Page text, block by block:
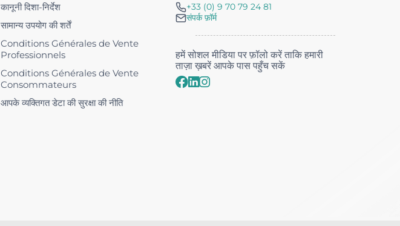
कानूनी दिशा-निर्देश
सामान्य उपयोग की शर्तें
Conditions Générales de Vente
Professionnels
Conditions Générales de Vente
Consommateurs
आपके व्यक्तिगत डेटा की सुरक्षा की नीति
+33 (0) 9 70 79 24 81
संपर्क फ़ॉर्म
हमें सोशल मीडिया पर फ़ॉलो करें ताकि हमारी
ताज़ा ख़बरें आपके पास पहुँच सकें